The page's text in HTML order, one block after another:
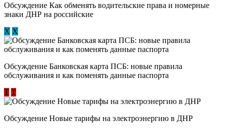
Обсуждение ​Как обменять водительские права и номерные
знаки ДНР на российские
Х Х
Обсуждение ​Банковская карта ПСБ: новые правила
обслуживания и как поменять данные паспорта
Т Т
Обсуждение Новые тарифы на электроэнергию в ДНР